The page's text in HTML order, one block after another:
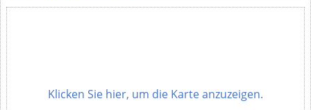
Klicken Sie hier, um die Karte anzuzeigen.